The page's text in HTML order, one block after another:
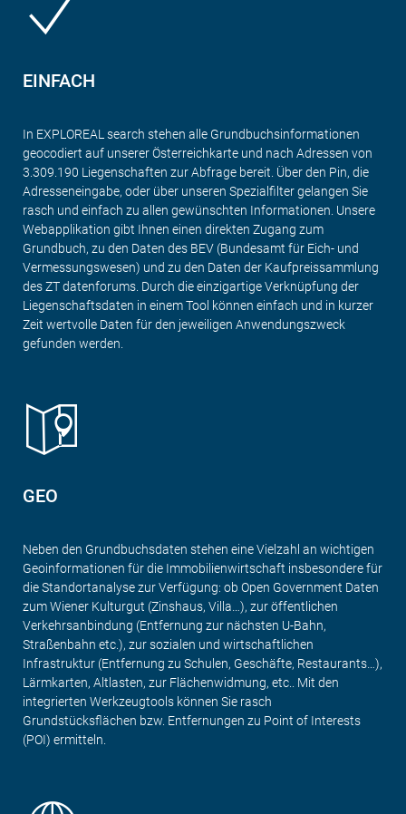
EINFACH
In EXPLOREAL search stehen alle Grundbuchsinformationen
geocodiert auf unserer Österreichkarte und nach Adressen von
3.309.190 Liegenschaften zur Abfrage bereit. Über den Pin, die
Adresseneingabe, oder über unseren Spezialfilter gelangen Sie
rasch und einfach zu allen gewünschten Informationen. Unsere
Webapplikation gibt Ihnen einen direkten Zugang zum
Grundbuch, zu den Daten des BEV (Bundesamt für Eich- und
Vermessungswesen) und zu den Daten der Kaufpreissammlung
des ZT datenforums. Durch die einzigartige Verknüpfung der
Liegenschaftsdaten in einem Tool können einfach und in kurzer
Zeit wertvolle Daten für den jeweiligen Anwendungszweck
gefunden werden.
GEO
Neben den Grundbuchsdaten stehen eine Vielzahl an wichtigen
Geoinformationen für die Immobilienwirtschaft insbesondere für
die Standortanalyse zur Verfügung: ob Open Government Daten
zum Wiener Kulturgut (Zinshaus, Villa…), zur öffentlichen
Verkehrsanbindung (Entfernung zur nächsten U-Bahn,
Straßenbahn etc.), zur sozialen und wirtschaftlichen
Infrastruktur (Entfernung zu Schulen, Geschäfte, Restaurants…),
Lärmkarten, Altlasten, zur Flächenwidmung, etc.. Mit den
integrierten Werkzeugtools können Sie rasch
Grundstücksflächen bzw. Entfernungen zu Point of Interests
(POI) ermitteln.